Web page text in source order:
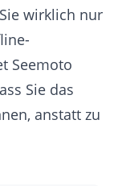
wirklich nur
Seemoto
Sie das
anstatt zu